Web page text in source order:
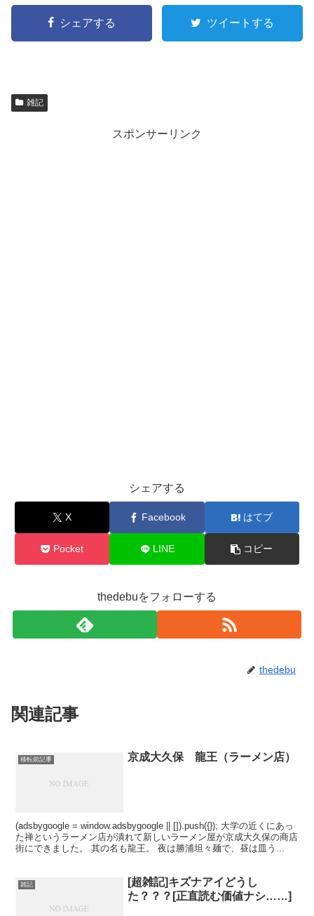
シェアする ツイートする
雑記
スポンサーリンク
シェアする
X Facebook はてブ
Pocket LINE コピー
thedebuをフォローする
thedebu
関連記事
移転前記事 京成大久保 龍王（ラーメン店）
(adsbygoogle = window.adsbygoogle || []).push({}); 大学の近くにあっ
た禅というラーメン店が潰れて新しいラーメン屋が京成大久保の商店
街にできました。 其の名も龍王。 夜は勝浦坦々麺で、昼は皿う...
雑記
[超雑記]キズナアイどうし
た？？？[正直読む価値ナシ……]